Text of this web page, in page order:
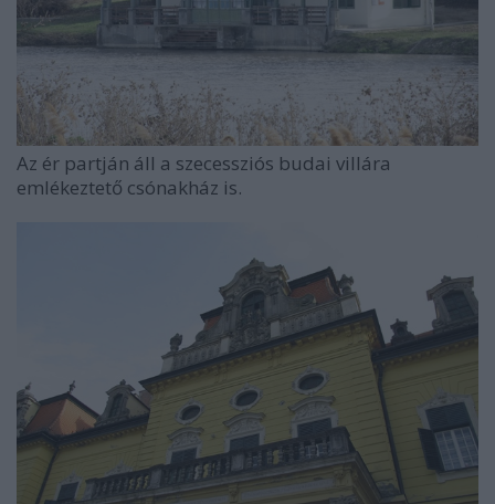
Az ér partján áll a szecessziós budai villára
emlékeztető csónakház is.